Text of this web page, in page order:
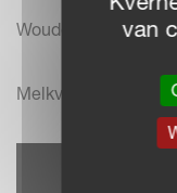
Woudenberg -
Melkveehouder, 90
van